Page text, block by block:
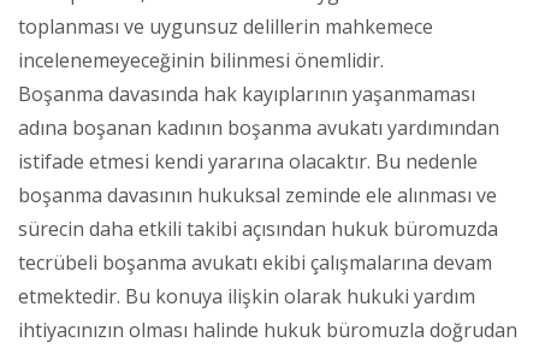
toplanması ve uygunsuz delillerin mahkemece
incelenemeyeceğinin bilinmesi önemlidir.
Boşanma davasında hak kayıplarının yaşanmaması
adına boşanan kadının boşanma avukatı yardımından
istifade etmesi kendi yararına olacaktır. Bu nedenle
boşanma davasının hukuksal zeminde ele alınması ve
sürecin daha etkili takibi açısından hukuk büromuzda
tecrübeli boşanma avukatı ekibi çalışmalarına devam
etmektedir. Bu konuya ilişkin olarak hukuki yardım
ihtiyacınızın olması halinde hukuk büromuzla doğrudan